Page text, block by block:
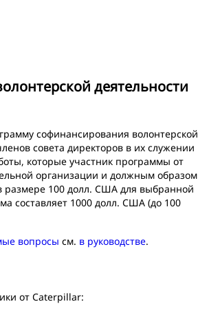
деятельности
софинансирования волонтерской
совета директоров в их служении
которые участник программы от
организации и должным образом
размере 100 долл. США для выбранной
составляет 1000 долл. США (до 100
вопросы см. в руководстве.
от Caterpillar: